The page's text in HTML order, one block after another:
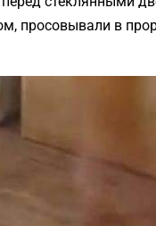
просовывали в